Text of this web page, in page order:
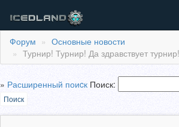
Форум
Основные новости
Турнир! Турнир! Да здравствует
» Расширенный поиcк Поиск:
Поиск